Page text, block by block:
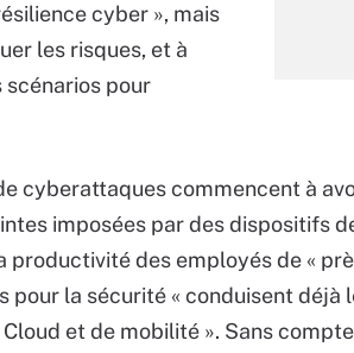
cyber », mais
les risques, et à
scénarios pour
cyberattaques commencent à
imposées par des dispositifs
productivité des employés de «
pour la sécurité « conduisent
et de mobilité ». Sans